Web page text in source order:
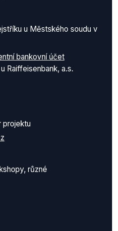
u Městského soudu v
bankovní účet
Raiffeisenbank, a.s.
projektu
různé